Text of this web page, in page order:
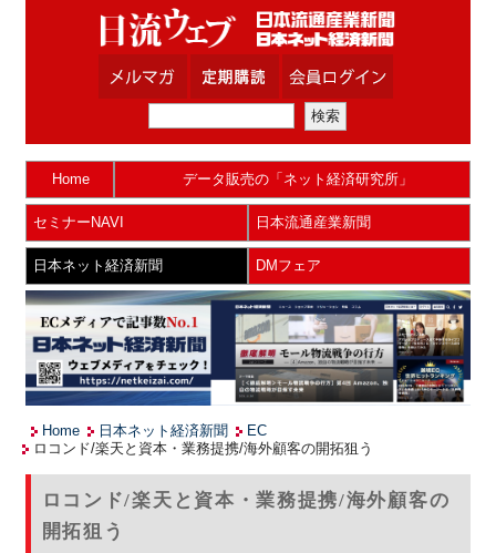
Home データ販売の「ネット経済研究所」
セミナーNAVI 日本流通産業新聞
日本ネット経済新聞 DMフェア
Home 日本ネット経済新聞
EC
ロコンド/楽天と資本・業務提携/海外顧客の開拓狙う
ロコンド/楽天と資本・業務提携/海外顧客の
開拓狙う